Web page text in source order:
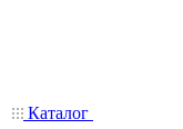
Каталог